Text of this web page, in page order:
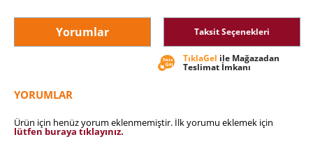
Yorumlar Taksit Seçenekleri
TıklaGel ile Mağazadan
Teslimat İmkanı
YORUMLAR
Ürün için henüz yorum eklenmemiştir. İlk yorumu eklemek için
lütfen buraya tıklayınız.